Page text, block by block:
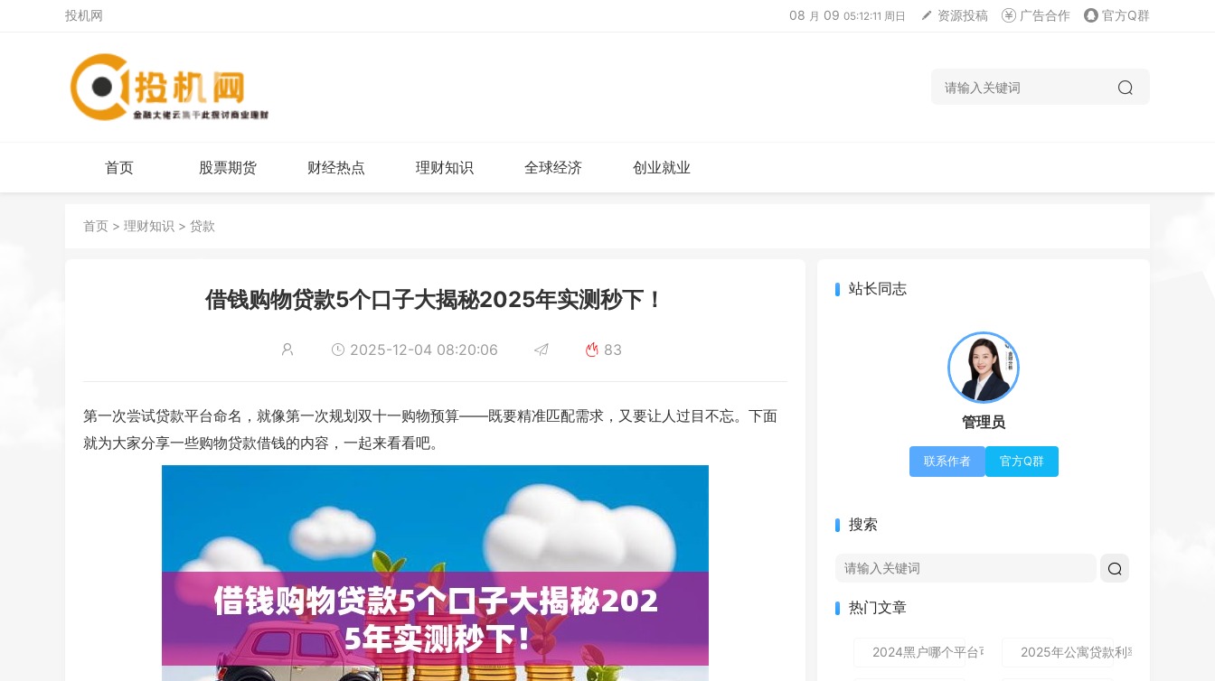
投机网 08 月 09 05:12:12 周日 资源投稿 广告合作 官方Q群
首页 股票期货 财经热点 理财知识 全球经济 创业就业
首页 > 理财知识 > 贷款
借钱购物贷款5个口子大揭秘2025年实测秒下！
2025-12-04 08:20:06 83
第一次尝试贷款平台命名，就像第一次规划双十一购物预算——既要精准匹配需求，又要让人过目不忘。下面
就为大家分享一些购物贷款借钱的内容，一起来看看吧。
站长同志
管理员
联系作者 官方Q群
搜索
热门文章
2024黑户哪个平台可以借到钱,隆重介绍5个免审秒批的分享
2025年公寓贷款利率是多少？别